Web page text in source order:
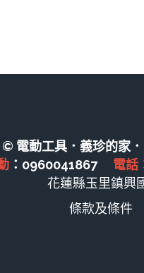
© 電動工具．義珍的家
：0960041867 電話
花蓮縣玉里鎮興